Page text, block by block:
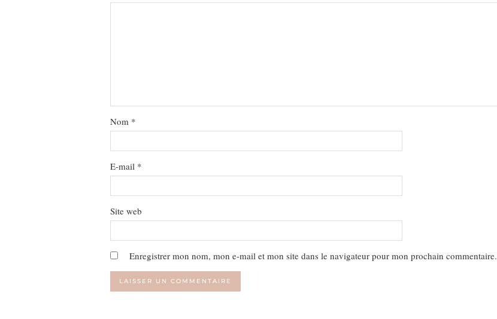
Nom *
E-mail *
Site web
Enregistrer mon nom, mon e-mail et mon site dans le navigateur pour mon prochain commentaire.